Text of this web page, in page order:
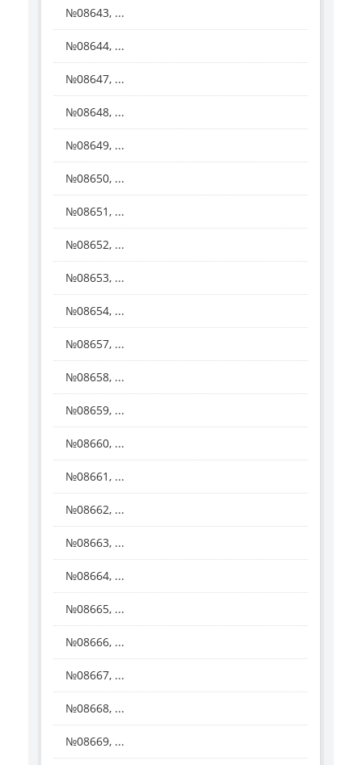
№08643, ...
№08644, ...
№08647, ...
№08648, ...
№08649, ...
№08650, ...
№08651, ...
№08652, ...
№08653, ...
№08654, ...
№08657, ...
№08658, ...
№08659, ...
№08660, ...
№08661, ...
№08662, ...
№08663, ...
№08664, ...
№08665, ...
№08666, ...
№08667, ...
№08668, ...
№08669, ...